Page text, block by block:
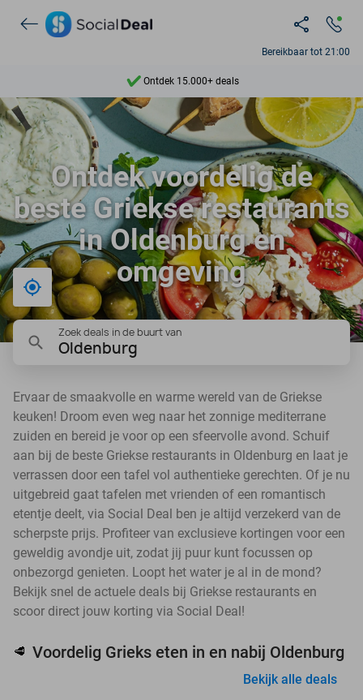
Bereikbaar tot 21:00
Ontdek 15.000+ deals
7 dagen per week beschikbaar
10+ miljoen leden
9,4
Ontdek 15.000+ deals
Ontdek voordelig de
beste Griekse restaurants
in Oldenburg en
omgeving
Bij mij in de buurt
Zoek deals in de buurt van
Oldenburg
Ervaar de smaakvolle en warme wereld van de Griekse
keuken! Droom even weg naar het zonnige mediterrane
zuiden en bereid je voor op een sfeervolle avond. Schuif
aan bij de beste Griekse restaurants in Oldenburg en laat je
verrassen door een tafel vol authentieke gerechten. Of je nu
uitgebreid gaat tafelen met vrienden of een romantisch
etentje deelt, via Social Deal ben je altijd verzekerd van de
scherpste prijs. Profiteer van exclusieve kortingen voor een
geweldig avondje uit, zodat jij puur kunt focussen op
onbezorgd genieten. Loopt het water je al in de mond?
Bekijk snel de actuele deals bij Griekse restaurants en
scoor direct jouw korting via Social Deal!
🥩 Voordelig Grieks eten in en nabij Oldenburg
Bekijk alle deals